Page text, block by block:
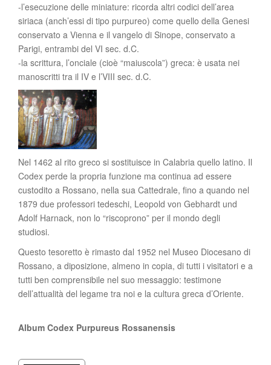
-l’esecuzione delle miniature: ricorda altri codici dell’area
siriaca (anch’essi di tipo purpureo) come quello della Genesi
conservato a Vienna e il vangelo di Sinope, conservato a
Parigi, entrambi del VI sec. d.C.
-la scrittura, l’onciale (cioè “maiuscola”) greca: è usata nei
manoscritti tra il IV e l’VIII sec. d.C.
Nel 1462 al rito greco si sostituisce in Calabria quello latino. Il
Codex perde la propria funzione ma continua ad essere
custodito a Rossano, nella sua Cattedrale, fino a quando nel
1879 due professori tedeschi, Leopold von Gebhardt und
Adolf Harnack, non lo “riscoprono” per il mondo degli
studiosi.
Questo tesoretto è rimasto dal 1952 nel Museo Diocesano di
Rossano, a diposizione, almeno in copia, di tutti i visitatori e a
tutti ben comprensibile nel suo messaggio: testimone
dell’attualità del legame tra noi e la cultura greca d’Oriente.
Album Codex Purpureus Rossanensis